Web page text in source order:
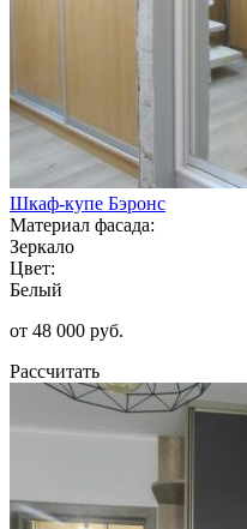
Шкаф-купе Бэронс
Материал фасада:
Зеркало
Цвет:
Белый
от 48 000 руб.
Рассчитать